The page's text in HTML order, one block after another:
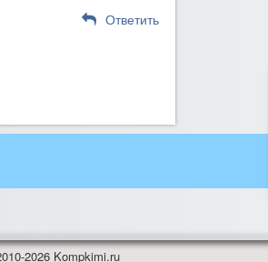
Ответить
2026 Kompkimi.ru